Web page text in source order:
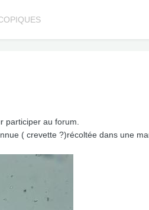
participer au forum.
( crevette ?)récoltée dans une